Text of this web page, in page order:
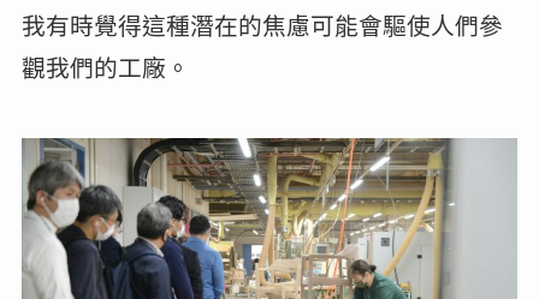
我有時覺得這種潛在的焦慮可能會驅使人們參
觀我們的工廠。